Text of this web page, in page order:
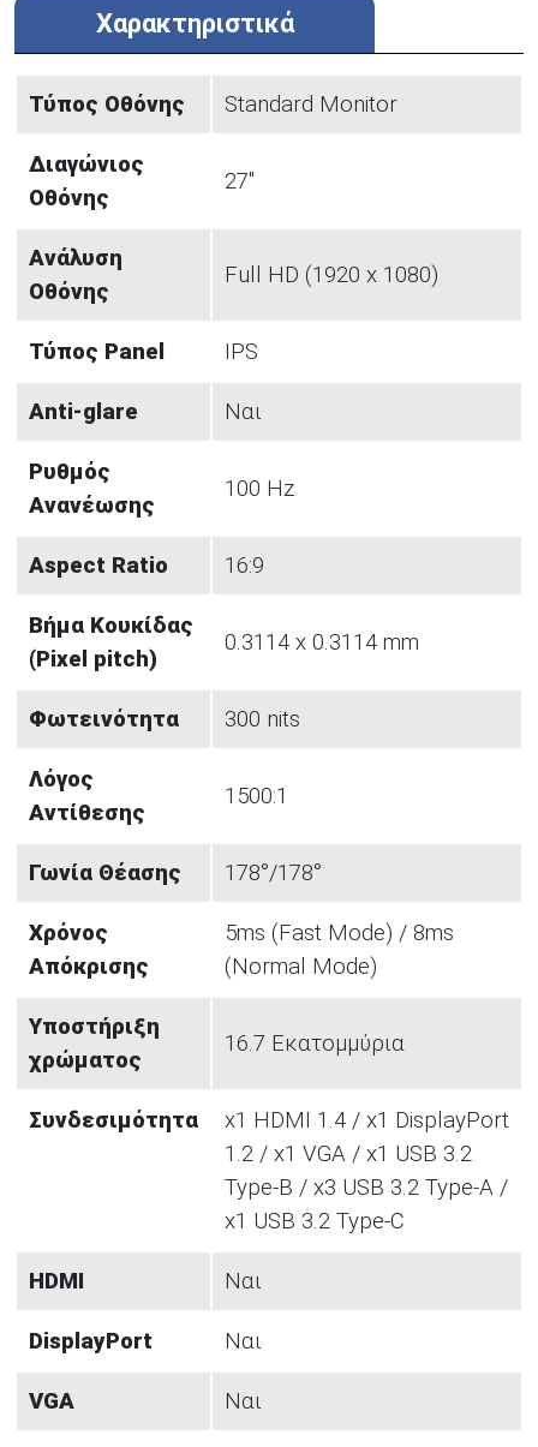
Χαρακτηριστικά
Τύπος Οθόνης Standard Monitor
Διαγώνιος
Οθόνης
27"
Ανάλυση
Οθόνης
Full HD (1920 x 1080)
Τύπος Panel IPS
Anti-glare Ναι
Ρυθμός
Ανανέωσης
100 Hz
Aspect Ratio 16:9
Βήμα Κουκίδας
(Pixel pitch)
0.3114 x 0.3114 mm
Φωτεινότητα 300 nits
Λόγος
Αντίθεσης
1500:1
Γωνία Θέασης 178°/178°
Χρόνος
Απόκρισης
5ms (Fast Mode) / 8ms
(Normal Mode)
Υποστήριξη
χρώματος
16.7 Εκατομμύρια
Συνδεσιμότητα
x1 HDMI 1.4 / x1 DisplayPort
1.2 / x1 VGA / x1 USB 3.2
Type-B / x3 USB 3.2 Type-A /
x1 USB 3.2 Type-C
HDMI Ναι
DisplayPort Ναι
VGA Ναι